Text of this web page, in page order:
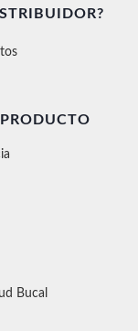
Bucal